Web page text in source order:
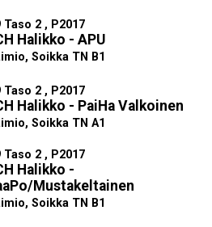
Taso 2 , P2017
Halikko - APU
Soikka TN B1
Taso 2 , P2017
Halikko - PaiHa Valkoinen
Soikka TN A1
Taso 2 , P2017
Halikko -
Mustakeltainen
Soikka TN B1